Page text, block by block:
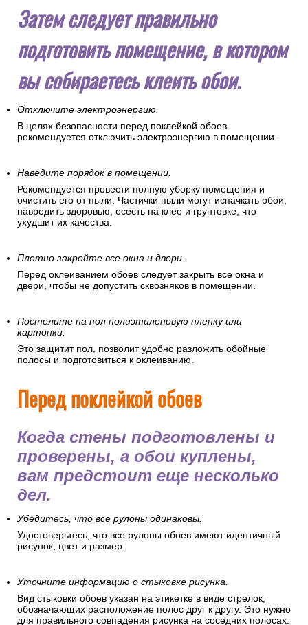
Затем следует правильно
подготовить помещение, в котором
вы собираетесь клеить обои.
Отключите электроэнергию.
В целях безопасности перед поклейкой обоев
рекомендуется отключить электроэнергию в помещении.
Наведите порядок в помещении.
Рекомендуется провести полную уборку помещения и
очистить его от пыли. Частички пыли могут испачкать обои,
навредить здоровью, осесть на клее и грунтовке, что
ухудшит их качества.
Плотно закройте все окна и двери.
Перед оклеиванием обоев следует закрыть все окна и
двери, чтобы не допустить сквозняков в помещении.
Постелите на пол полиэтиленовую пленку или
картонки.
Это защитит пол, позволит удобно разложить обойные
полосы и подготовиться к оклеиванию.
Перед поклейкой обоев
Когда стены подготовлены и
проверены, а обои куплены,
вам предстоит еще несколько
дел.
Убедитесь, что все рулоны одинаковы.
Удостоверьтесь, что все рулоны обоев имеют идентичный
рисунок, цвет и размер.
Уточните информацию о стыковке рисунка.
Вид стыковки обоев указан на этикетке в виде стрелок,
обозначающих расположение полос друг к другу. Это нужно
для правильного совпадения рисунка на соседних полосах.